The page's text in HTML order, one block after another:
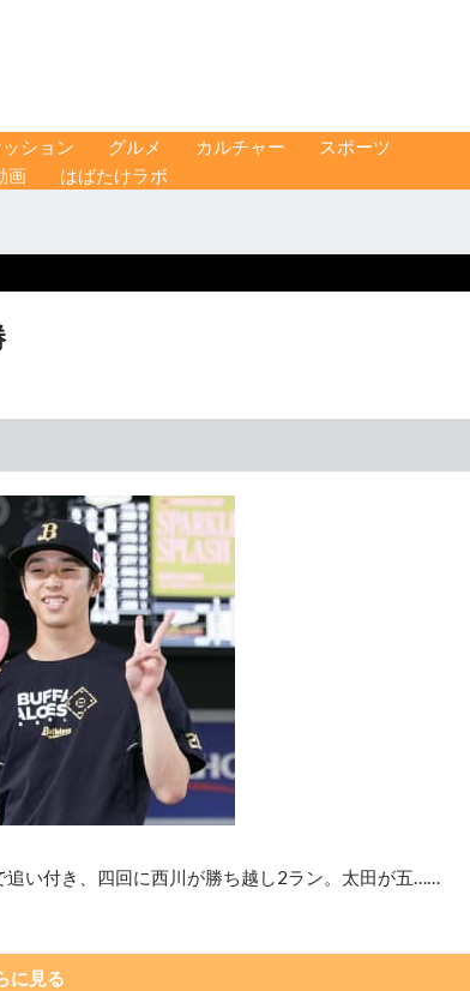
ション グルメ カルチャー
スポーツ
画 はばたけラボ
い付き、四回に西川が勝ち越し2ラン。太田が五……
に見る